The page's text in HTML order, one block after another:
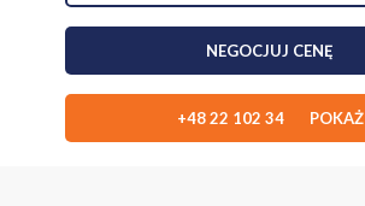
NEGOCJUJ CENĘ
+48 22 102 34 POKAŻ